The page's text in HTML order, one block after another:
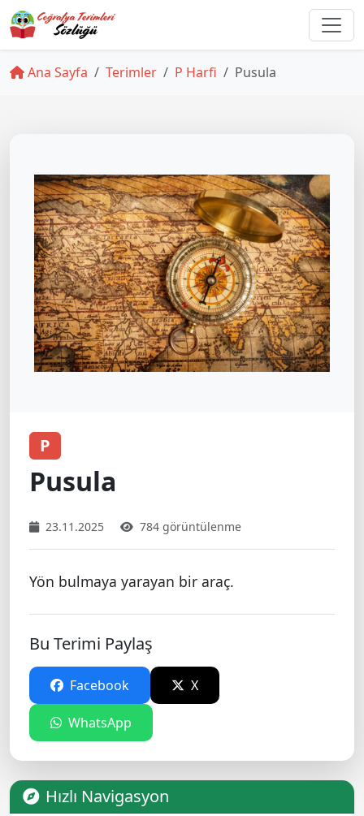
Ana Sayfa Terimler P Harfi Pusula
P
Pusula
23.11.2025 784 görüntülenme
Yön bulmaya yarayan bir araç.
Bu Terimi Paylaş
Facebook X
WhatsApp
Hızlı Navigasyon